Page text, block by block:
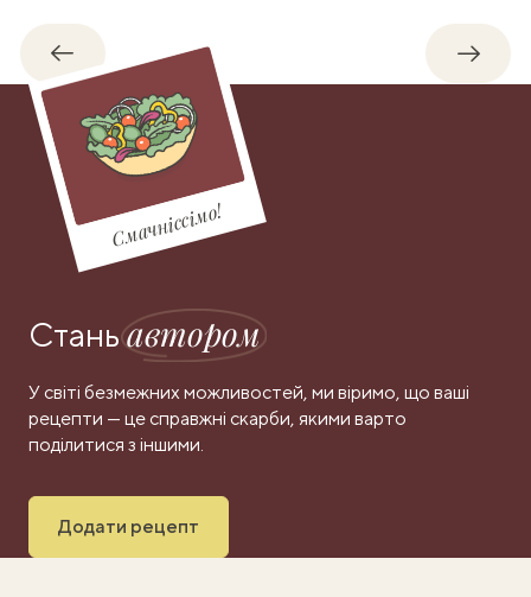
Назад
Смачніссімо!
Станьавтором
У світі безмежних можливостей, ми віримо, що ваші
рецепти — це справжні скарби, якими варто
поділитися з іншими.
Додати рецепт